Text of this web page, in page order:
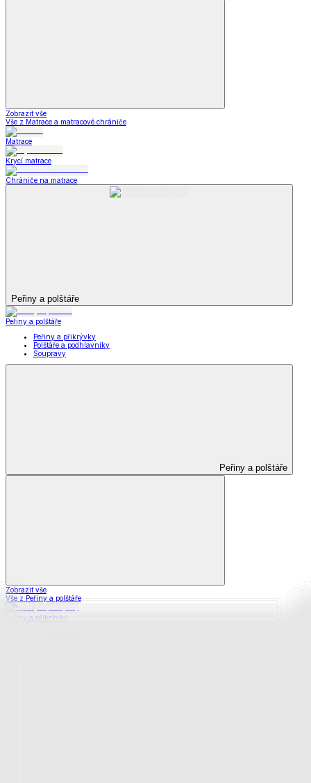
Zobrazit vše
Vše z Matrace a matracové chrániče
Matrace
Krycí matrace
Chrániče na matrace
Peřiny a polštáře
Peřiny a polštáře
Peřiny a přikrývky
Polštáře a podhlavníky
Soupravy
Peřiny a polštáře
Zobrazit vše
Vše z Peřiny a polštáře
Peřiny a přikrývky